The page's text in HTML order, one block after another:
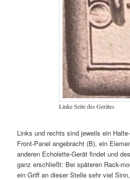
Linke Seite des Gerätes
Links und rechts sind jeweils ein
Front-Panel angebracht (B), ein
anderen Echolette-Gerät findet und
ganz erschließt: Bei späteren Rack-
ein Griff an dieser Stelle sehr viel